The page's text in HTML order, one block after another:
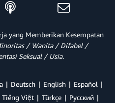
yang Memberikan Kesempatan
/ Wanita / Difabel /
Seksual / Usia.
Deutsch English
Español
Tiếng Việt Türkçe
Ρусский